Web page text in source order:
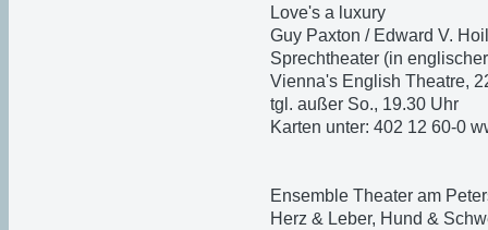
Love's a luxury
Guy Paxton / Edward V.
Sprechtheater (in
Vienna's English Theatre,
tgl. außer So., 19.30 Uhr
Karten unter: 402 12 60-0
Ensemble Theater am
Herz & Leber, Hund &